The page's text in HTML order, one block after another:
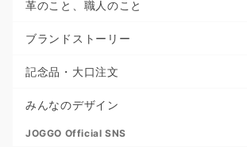
革のこと、職人のこと
ブランドストーリー
記念品・大口注文
みんなのデザイン
JOGGO Official SNS